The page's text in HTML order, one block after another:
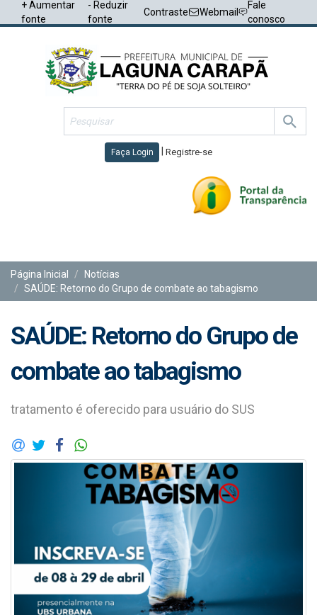
+ Aumentar
fonte
- Reduzir
fonte
Contraste Webmail
Fale
conosco
Faça Login Registre-se
Página Inicial
Notícias
SAÚDE: Retorno do Grupo de combate ao tabagismo
SAÚDE: Retorno do Grupo de
combate ao tabagismo
tratamento é oferecido para usuário do SUS